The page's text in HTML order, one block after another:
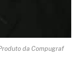
da Compugraf